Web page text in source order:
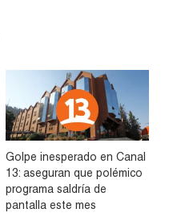
Golpe inesperado en Canal
13: aseguran que polémico
programa saldría de
pantalla este mes